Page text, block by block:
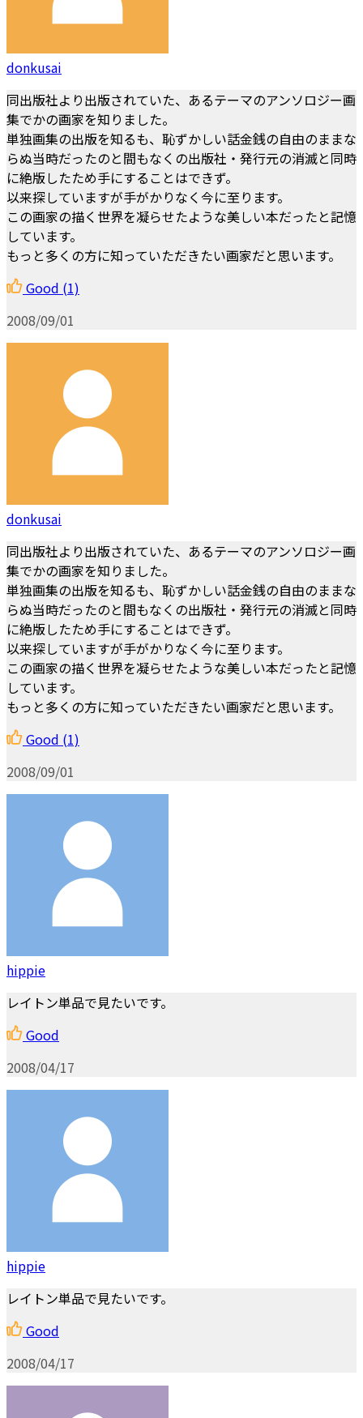
donkusai
同出版社より出版されていた、あるテーマのアンソロジー画
集でかの画家を知りました。
単独画集の出版を知るも、恥ずかしい話金銭の自由のままな
らぬ当時だったのと間もなくの出版社・発行元の消滅と同時
に絶版したため手にすることはできず。
以来探していますが手がかりなく今に至ります。
この画家の描く世界を凝らせたような美しい本だったと記憶
しています。
もっと多くの方に知っていただきたい画家だと思います。
Good (1)
2008/09/01
donkusai
同出版社より出版されていた、あるテーマのアンソロジー画
集でかの画家を知りました。
単独画集の出版を知るも、恥ずかしい話金銭の自由のままな
らぬ当時だったのと間もなくの出版社・発行元の消滅と同時
に絶版したため手にすることはできず。
以来探していますが手がかりなく今に至ります。
この画家の描く世界を凝らせたような美しい本だったと記憶
しています。
もっと多くの方に知っていただきたい画家だと思います。
Good (1)
2008/09/01
hippie
レイトン単品で見たいです。
Good
2008/04/17
hippie
レイトン単品で見たいです。
Good
2008/04/17